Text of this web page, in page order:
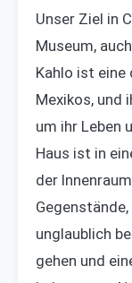
Unser Ziel in
Museum,
Kahlo ist eine
Mexikos, und
um ihr Leben
Haus ist in
der
unglaublich
gehen und